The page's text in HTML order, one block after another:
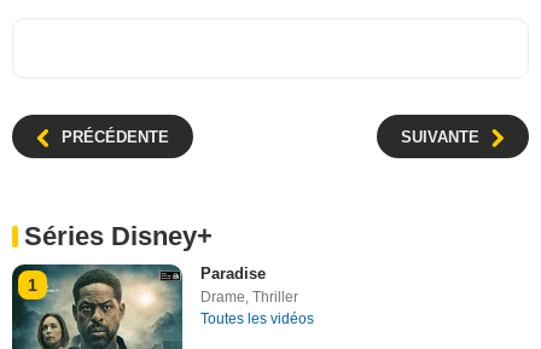
PRÉCÉDENTE SUIVANTE
Séries Disney+
1
Paradise
Drame,Thriller
Toutes les vidéos